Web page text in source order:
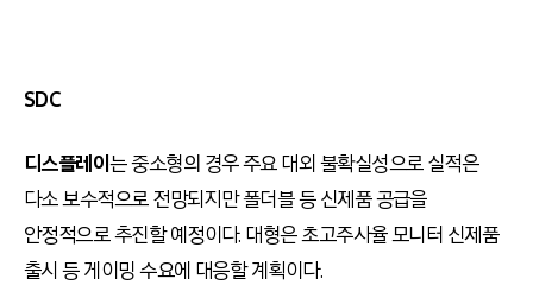
SDC
디스플레이는 중소형의 경우 주요 대외 불확실성으로 실적은
다소 보수적으로 전망되지만 폴더블 등 신제품 공급을
안정적으로 추진할 예정이다. 대형은 초고주사율 모니터 신제품
출시 등 게이밍 수요에 대응할 계획이다.